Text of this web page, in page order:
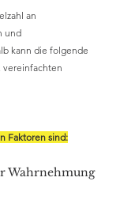
an
und
kann die folgende
vereinfachten
Faktoren sind:
Wahrnehmung